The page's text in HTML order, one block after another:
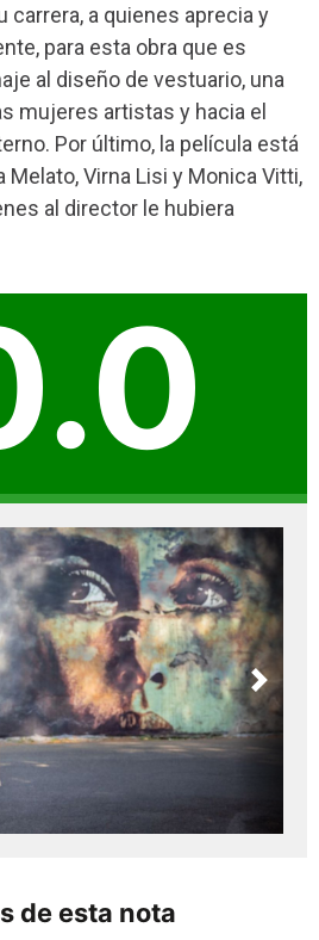
carrera, a quienes aprecia y
para esta obra que es
al diseño de vestuario, una
mujeres artistas y hacia el
Por último, la película está
Melato, Virna Lisi y Monica Vitti,
al director le hubiera
Next
de esta nota